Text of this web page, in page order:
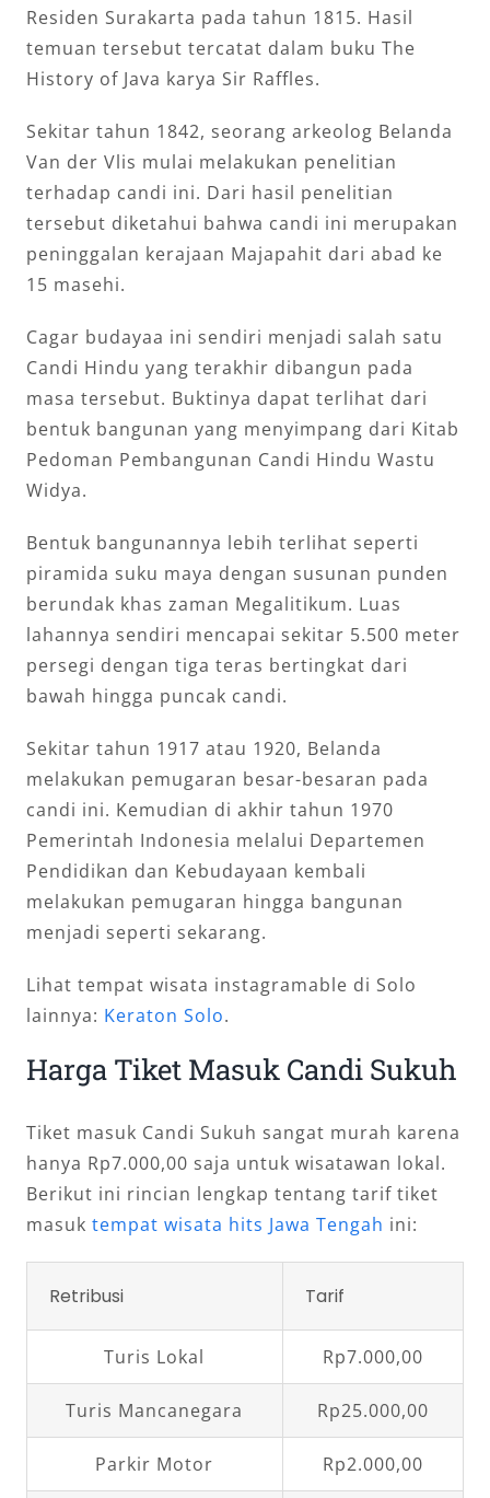
Residen Surakarta pada tahun 1815. Hasil
temuan tersebut tercatat dalam buku The
History of Java karya Sir Raffles.
Sekitar tahun 1842, seorang arkeolog Belanda
Van der Vlis mulai melakukan penelitian
terhadap candi ini. Dari hasil penelitian
tersebut diketahui bahwa candi ini merupakan
peninggalan kerajaan Majapahit dari abad ke
15 masehi.
Cagar budayaa ini sendiri menjadi salah satu
Candi Hindu yang terakhir dibangun pada
masa tersebut. Buktinya dapat terlihat dari
bentuk bangunan yang menyimpang dari Kitab
Pedoman Pembangunan Candi Hindu Wastu
Widya.
Bentuk bangunannya lebih terlihat seperti
piramida suku maya dengan susunan punden
berundak khas zaman Megalitikum. Luas
lahannya sendiri mencapai sekitar 5.500 meter
persegi dengan tiga teras bertingkat dari
bawah hingga puncak candi.
Sekitar tahun 1917 atau 1920, Belanda
melakukan pemugaran besar-besaran pada
candi ini. Kemudian di akhir tahun 1970
Pemerintah Indonesia melalui Departemen
Pendidikan dan Kebudayaan kembali
melakukan pemugaran hingga bangunan
menjadi seperti sekarang.
Lihat tempat wisata instagramable di Solo
lainnya: Keraton Solo.
Harga Tiket Masuk Candi Sukuh
Tiket masuk Candi Sukuh sangat murah karena
hanya Rp7.000,00 saja untuk wisatawan lokal.
Berikut ini rincian lengkap tentang tarif tiket
masuk tempat wisata hits Jawa Tengah ini:
Retribusi Tarif
Turis Lokal Rp7.000,00
Turis Mancanegara Rp25.000,00
Parkir Motor Rp2.000,00